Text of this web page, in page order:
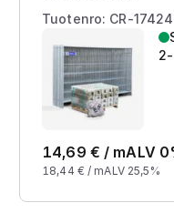
Tuotenro: CR-17424
14,69 € / mALV
18,44 € / mALV 25,5%